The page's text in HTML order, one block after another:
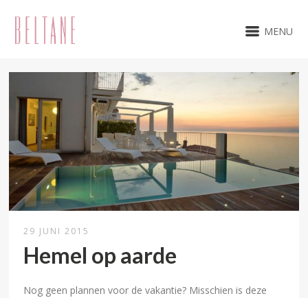
MENU
29 JUNI 2015
Hemel op aarde
Nog geen plannen voor de vakantie? Misschien is deze